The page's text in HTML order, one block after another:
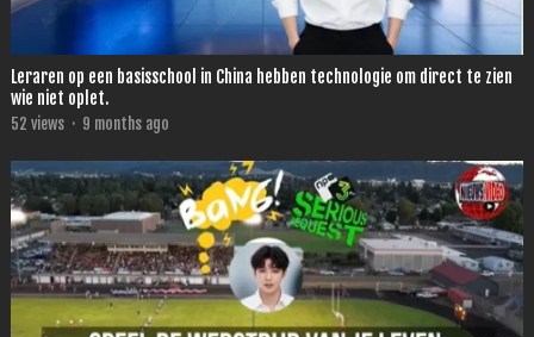
Leraren op een basisschool in China hebben technologie om direct te zien
wie niet oplet.
52 views · 9 months ago